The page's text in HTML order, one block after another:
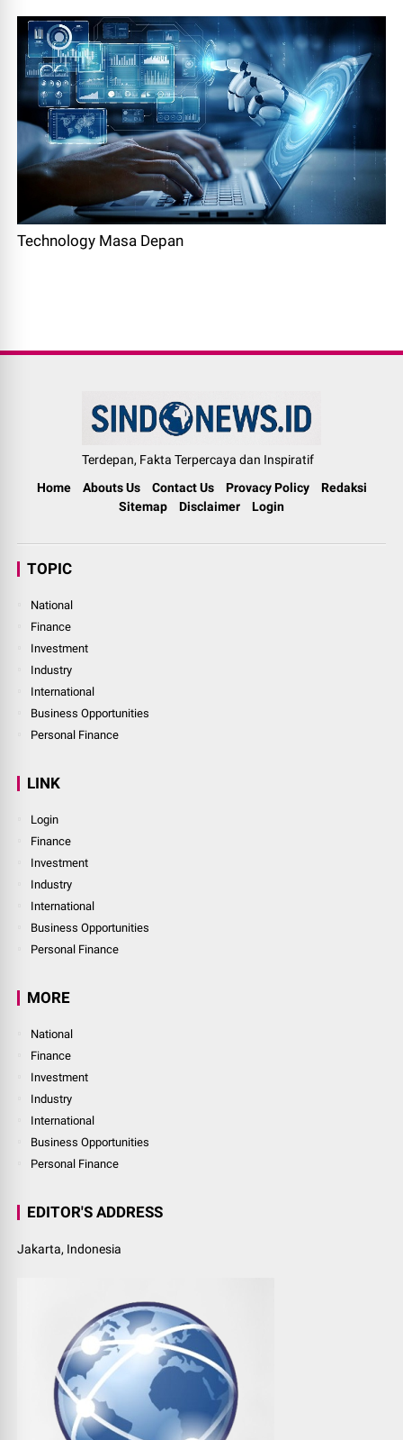
Technology Masa Depan
Terdepan, Fakta Terpercaya dan Inspiratif
Home
Abouts Us Contact Us Provacy Policy
Redaksi
Sitemap
Disclaimer Login
TOPIC
National
Finance
Investment
Industry
International
Business Opportunities
Personal Finance
LINK
Login
Finance
Investment
Industry
International
Business Opportunities
Personal Finance
MORE
National
Finance
Investment
Industry
International
Business Opportunities
Personal Finance
EDITOR'S ADDRESS
Jakarta, Indonesia